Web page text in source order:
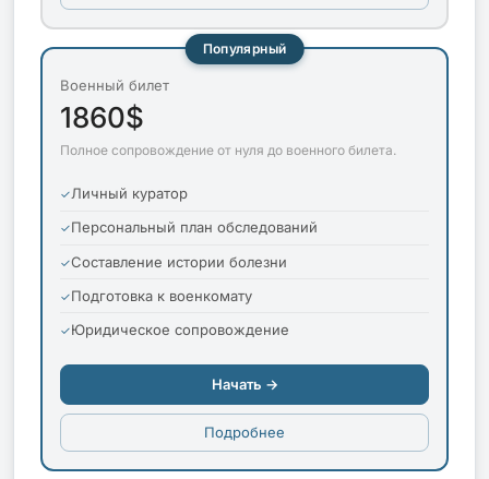
Популярный
Военный билет
1860$
Полное сопровождение от нуля до военного билета.
Личный куратор
Персональный план обследований
Составление истории болезни
Подготовка к военкомату
Юридическое сопровождение
Начать →
Подробнее